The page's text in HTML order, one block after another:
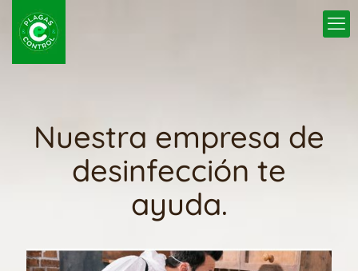
Nuestra empresa de
desinfección te
ayuda.